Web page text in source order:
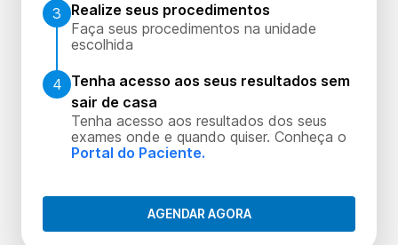
3
Realize seus procedimentos
Faça seus procedimentos na unidade
escolhida
4 Tenha acesso aos seus resultados sem
sair de casa
Tenha acesso aos resultados dos seus
exames onde e quando quiser. Conheça o
Portal do Paciente.
AGENDAR AGORA